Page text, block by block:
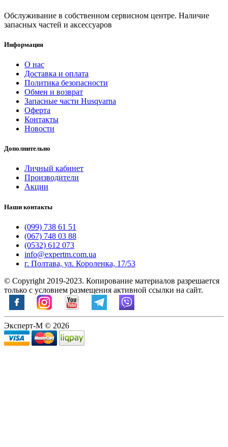
Обслуживание в собственном сервисном центре. Наличие
запасных частей и аксессуаров
Информация
О нас
Доставка и оплата
Политика безопасности
Обмен и возврат
Запасные части Husqvarna
Оферта
Контакты
Новости
Дополнительно
Личный кабинет
Производители
Акции
Наши контакты
(099) 738 61 51
(067) 748 03 88
(0532) 612 073
info@expertm.com.ua
г. Полтава, ул. Короленка, 17/53
© Copyright 2019-2023. Копирование материалов разрешается
только с условием размещения активной ссылки на сайт.
Эксперт-М © 2026